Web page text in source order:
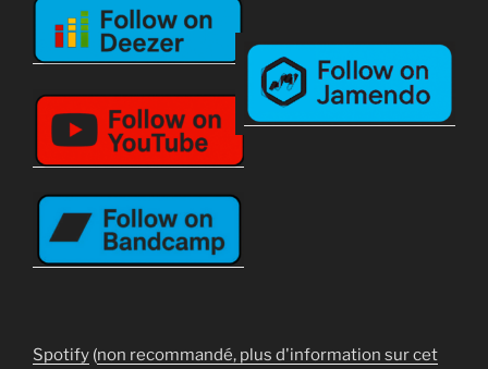
Spotify (non recommandé, plus d'information sur cet